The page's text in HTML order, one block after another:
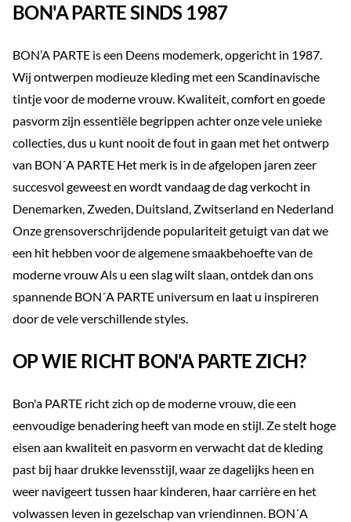
BON'A PARTE SINDS 1987
BON’A PARTE is een Deens modemerk, opgericht in 1987.
Wij ontwerpen modieuze kleding met een Scandinavische
tintje voor de moderne vrouw. Kwaliteit, comfort en goede
pasvorm zijn essentiële begrippen achter onze vele unieke
collecties, dus u kunt nooit de fout in gaan met het ontwerp
van BON´A PARTE Het merk is in de afgelopen jaren zeer
succesvol geweest en wordt vandaag de dag verkocht in
Denemarken, Zweden, Duitsland, Zwitserland en Nederland
Onze grensoverschrijdende populariteit getuigt van dat we
een hit hebben voor de algemene smaakbehoefte van de
moderne vrouw Als u een slag wilt slaan, ontdek dan ons
spannende BON´A PARTE universum en laat u inspireren
door de vele verschillende styles.
OP WIE RICHT BON'A PARTE ZICH?
Bon'a PARTE richt zich op de moderne vrouw, die een
eenvoudige benadering heeft van mode en stijl. Ze stelt hoge
eisen aan kwaliteit en pasvorm en verwacht dat de kleding
past bij haar drukke levensstijl, waar ze dagelijks heen en
weer navigeert tussen haar kinderen, haar carrière en het
volwassen leven in gezelschap van vriendinnen. BON´A